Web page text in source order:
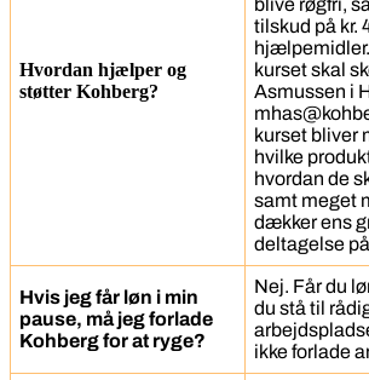
Hvordan hjælper og
støtter Kohberg?
blive røgfri,
tilskud på kr.
kurset skal
Asmussen i
kurset bliver
hvilke
hvordan de
samt meget
dækker ens
deltagelse
Hvis jeg får løn i min
pause, må jeg forlade
Kohberg for at ryge?
Nej. Får du
du stå til
ikke forlade